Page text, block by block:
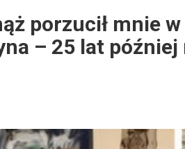
porzucił mnie
– 25 lat później